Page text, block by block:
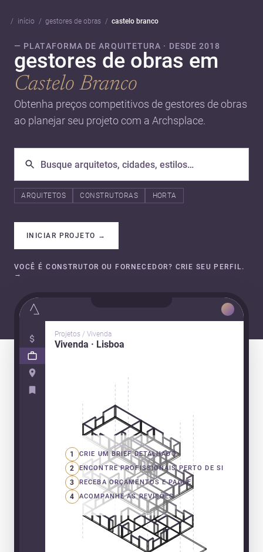
início gestores de obras castelo branco
— PLATAFORMA DE ARQUITETURA · DESDE 2018
gestores de obras em
Castelo Branco
Obtenha preços competitivos de gestores de obras
ao planejar seu projeto com a Archsplace.
ARQUITETOS CONSTRUTORAS HORTA
INICIAR PROJETO →
VOCÊ É CONSTRUTOR OU FORNECEDOR? CRIE SEU PERFIL.
→
Projetos / Vivenda
Vivenda · Lisboa
1 CRIE UM BRIEF DETALHADO
2 ENCONTRE PROFISSIONAIS PERTO DE SI
3 RECEBA ORÇAMENTOS E PAGUE
4 ACOMPANHE AS REVISÕES